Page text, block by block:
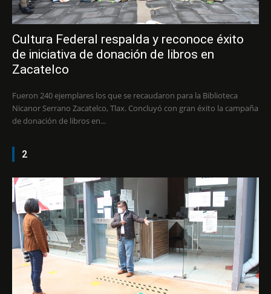
Cultura Federal respalda y reconoce éxito
de iniciativa de donación de libros en
Zacatelco
Fueron 240 ejemplares los que se recaudaron para la Biblioteca
Nicanor Serrano Zacatelco, Tlax. Concluyó con gran éxito la campaña
de donación de libros en...
2